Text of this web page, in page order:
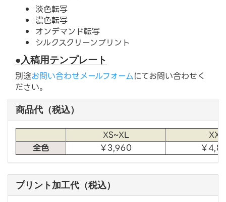
淡色転写
濃色転写
オンデマンド転写
シルクスクリーンプリント
●入稿用テンプレート
別途お問い合わせメールフォームにてお問い合わせく
ださい。
商品代（税込）
XS~XL
XXL
全色
￥3,960 ￥
プリント加工代（税込）